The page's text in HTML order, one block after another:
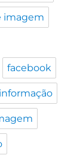
imagem
facebook